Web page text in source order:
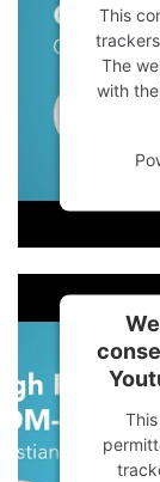
This
The
with